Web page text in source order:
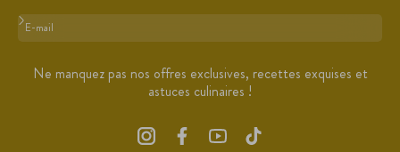
Format : adresse@email.com
Ne manquez pas nos offres exclusives, recettes exquises et
astuces culinaires !